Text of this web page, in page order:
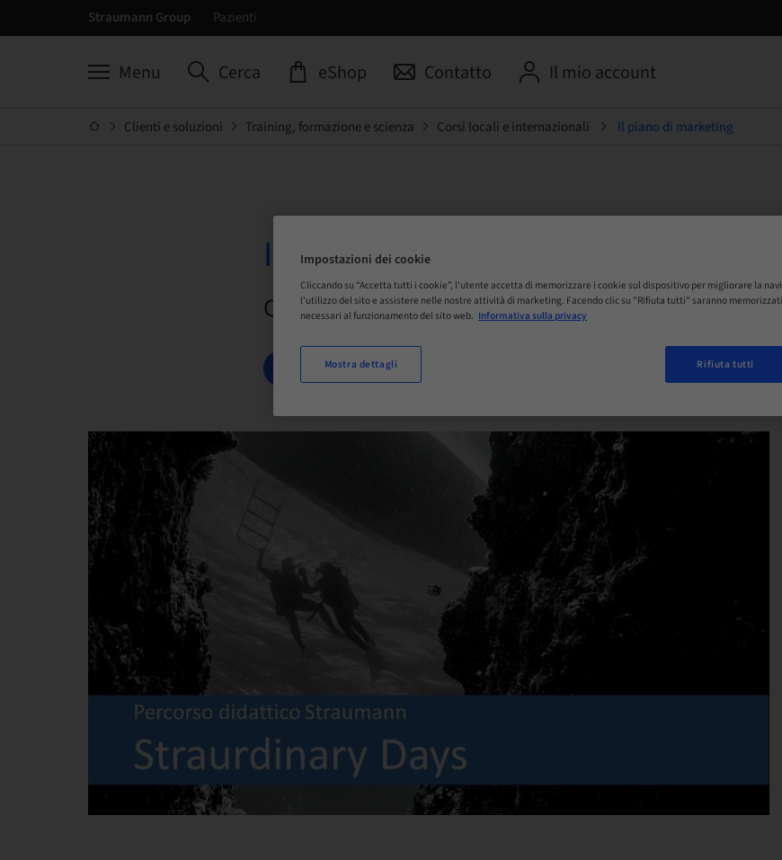
Straumann Group Pazienti
Menu Cerca eShop Contatto Il mio account
Clienti e soluzioni Training, formazione e scienza Corsi locali e internazionali Il piano di marketing
Il piano di marketing
On demand | Online
PRENOTA ORA
Impostazioni dei cookie
Cliccando su “Accetta tutti i cookie”, l'utente accetta di memorizzare i cookie sul dispositivo per migliorare la
l'utilizzo del sito e assistere nelle nostre attività di marketing. Facendo clic su "Rifiuta tutti" saranno
necessari al funzionamento del sito web. Informativa sulla privacy
Rifiuta tutti
Mostra dettagli